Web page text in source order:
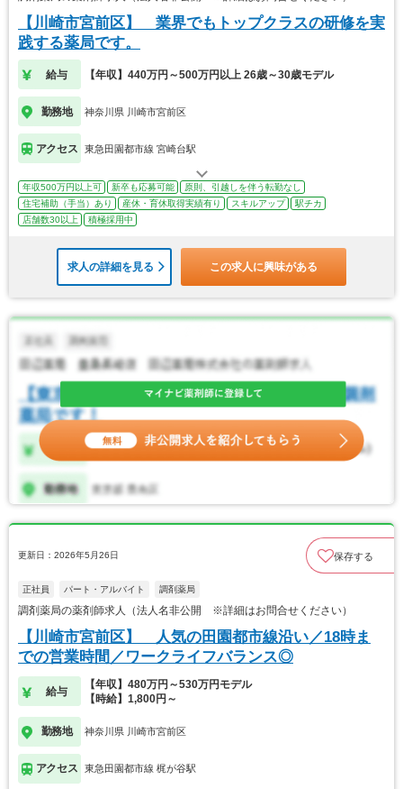
【川崎市宮前区】 業界でもトップクラスの研修を実
践する薬局です。
給与 【年収】440万円～500万円以上 26歳～30歳モデル
勤務地 神奈川県 川崎市宮前区
アクセス 東急田園都市線 宮崎台駅
年収500万円以上可 新卒も応募可能
原則、引越しを伴う転勤なし
住宅補助（手当）あり
産休・育休取得実績有り スキルアップ
駅チカ
店舗数30以上
積極採用中
求人の詳細を見る この求人に興味がある
更新日：2026年5月26日 保存する
正社員 パート・アルバイト 調剤薬局
調剤薬局の薬剤師求人（法人名非公開 ※詳細はお問合せください）
【川崎市宮前区】 人気の田園都市線沿い／18時ま
での営業時間／ワークライフバランス◎
給与
【年収】480万円～530万円モデル
【時給】1,800円～
勤務地 神奈川県 川崎市宮前区
アクセス 東急田園都市線 梶が谷駅